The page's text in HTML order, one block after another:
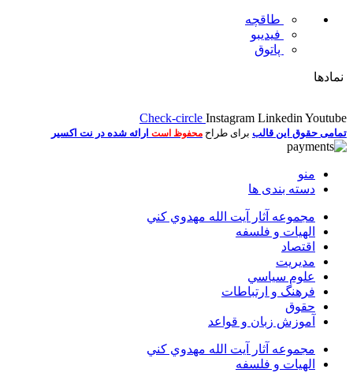
طاقچه
فیدیبو
پاتوق
نمادها
Check-circle Instagram Linkedin Youtube
تمامی حقوق این قالب برای طراح محفوظ است ارائه شده در نت اکسیر
منو
دسته بندی ها
مجموعه آثار آيت الله مهدوي كني
الهیات و فلسفه
اقتصاد
مديريت
علوم سياسي
فرهنگ و ارتباطات
حقوق
آموزش زبان و قواعد
مجموعه آثار آيت الله مهدوي كني
الهیات و فلسفه